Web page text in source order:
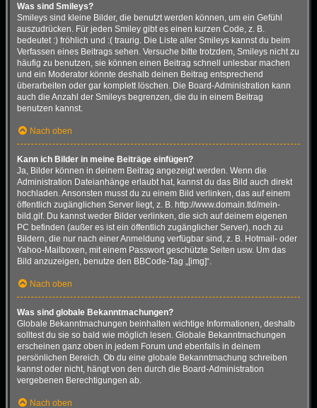
Was sind Smileys?
Smileys sind kleine Bilder, die benutzt werden können, um ein Gefühl
auszudrücken. Für jeden Smiley gibt es einen kurzen Code, z. B.
bedeutet :) fröhlich und :( traurig. Die Liste aller Smileys kannst du beim
Verfassen eines Beitrags sehen. Versuche bitte trotzdem, Smileys nicht zu
häufig zu benutzen, sie können einen Beitrag schnell unlesbar machen
und ein Moderator könnte deshalb deinen Beitrag entsprechend
überarbeiten oder gar komplett löschen. Die Board-Administration kann
auch die Anzahl der Smileys begrenzen, die du in einem Beitrag
benutzen kannst.
Nach oben
Kann ich Bilder in meine Beiträge einfügen?
Ja, Bilder können in deinem Beitrag angezeigt werden. Wenn die
Administration Dateianhänge erlaubt hat, kannst du das Bild auch direkt
hochladen. Ansonsten musst du zu einem Bild verlinken, das auf einem
öffentlich zugänglichen Server liegt, z. B. http://www.domain.tld/mein-
bild.gif. Du kannst weder Bilder verlinken, die sich auf deinem eigenen
PC befinden (außer es ist ein öffentlich zugänglicher Server), noch zu
Bildern, die nur nach einer Anmeldung verfügbar sind, z. B. Hotmail- oder
Yahoo-Mailboxen, mit einem Passwort geschützte Seiten usw. Um das
Bild anzuzeigen, benutze den BBCode-Tag „[img]“.
Nach oben
Was sind globale Bekanntmachungen?
Globale Bekanntmachungen beinhalten wichtige Informationen, deshalb
solltest du sie so bald wie möglich lesen. Globale Bekanntmachungen
erscheinen ganz oben in jedem Forum und ebenfalls in deinem
persönlichen Bereich. Ob du eine globale Bekanntmachung schreiben
kannst oder nicht, hängt von den durch die Board-Administration
vergebenen Berechtigungen ab.
Nach oben